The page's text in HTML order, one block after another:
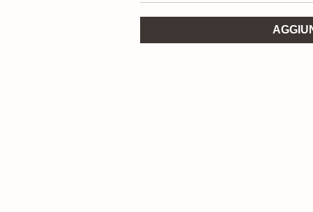
PRESS